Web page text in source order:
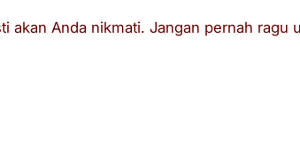
akan Anda nikmati. Jangan pernah ragu